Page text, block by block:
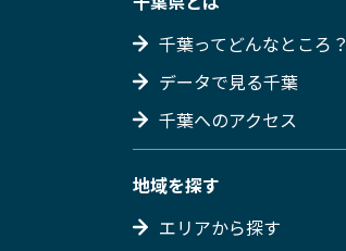
千葉ってどんなところ？
データで見る千葉
千葉へのアクセス
地域を探す
エリアから探す